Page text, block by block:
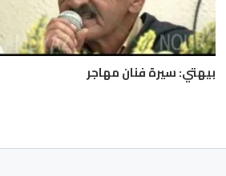
بيهتي: سيرة فنان مهاجر